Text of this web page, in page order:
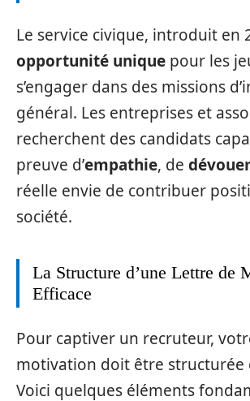
Le service civique, introduit en
opportunité unique pour les
s’engager dans des missions
général. Les entreprises et
recherchent des candidats
preuve d’empathie, de
réelle envie de contribuer
société.
La Structure d’une Lettre de
Efficace
Pour captiver un recruteur,
motivation doit être structurée
Voici quelques éléments